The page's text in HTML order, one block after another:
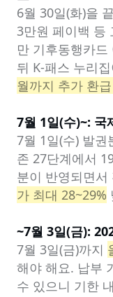
6월 30일(화)을
3만원 페이백 등
만 기후동행카
뒤 K-패스 누리
월까지 추가 환
7월 1일(수)~: 국
7월 1일(수) 발권
존 27단계에서
분이 반영되면서
가 최대 28~29%
~7월 3일(금):
7월 3일(금)까지
해야 해요. 납부
수 있으니 기한